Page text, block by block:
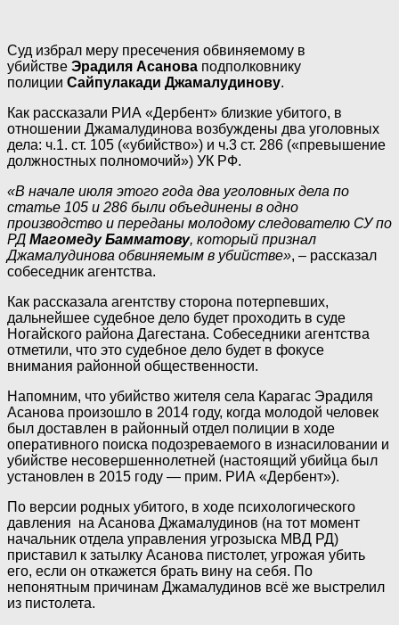
Суд избрал меру пресечения обвиняемому в
убийстве Эрадиля Асанова подполковнику
полиции Сайпулакади Джамалудинову.
Как рассказали РИА «Дербент» близкие убитого, в
отношении Джамалудинова возбуждены два уголовных
дела: ч.1. ст. 105 («убийство») и ч.3 ст. 286 («превышение
должностных полномочий») УК РФ.
«В начале июля этого года два уголовных дела по
статье 105 и 286 были объединены в одно
производство и переданы молодому следователю СУ по
РД Магомеду Бамматову, который признал
Джамалудинова обвиняемым в убийстве», – рассказал
собеседник агентства.
Как рассказала агентству сторона потерпевших,
дальнейшее судебное дело будет проходить в суде
Ногайского района Дагестана. Собеседники агентства
отметили, что это судебное дело будет в фокусе
внимания районной общественности.
Напомним, что убийство жителя села Карагас Эрадиля
Асанова произошло в 2014 году, когда молодой человек
был доставлен в районный отдел полиции в ходе
оперативного поиска подозреваемого в изнасиловании и
убийстве несовершеннолетней (настоящий убийца был
установлен в 2015 году — прим. РИА «Дербент»).
По версии родных убитого, в ходе психологического
давления на Асанова Джамалудинов (на тот момент
начальник отдела управления угрозыска МВД РД)
приставил к затылку Асанова пистолет, угрожая убить
его, если он откажется брать вину на себя. По
непонятным причинам Джамалудинов всё же выстрелил
из пистолета.